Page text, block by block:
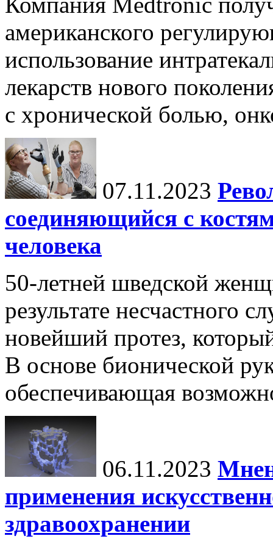
американского
использование
лекарств нового
с хронической болью,
07.11.2023
соединяющийся с
человека
50-летней шведской
результате несчастного
новейший протез,
В основе бионической
обеспечивающая
06.11.2023
применения
здравоохранении